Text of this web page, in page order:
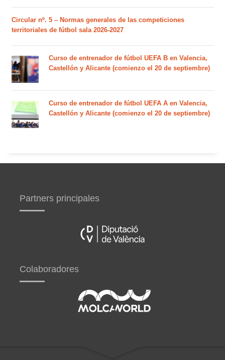
Circular nº. 5 – Normas generales de las competiciones
territoriales de fútbol sala 2026-2027
Curso de entrenador de fútbol UEFA B en Valencia,
Castellón y Alicante (comienzo el 20 de septiembre)
Curso de entrenador de fútbol UEFA A en Valencia,
Castellón y Alicante (comienzo el 20 de septiembre)
Partners principales
Colaboradores